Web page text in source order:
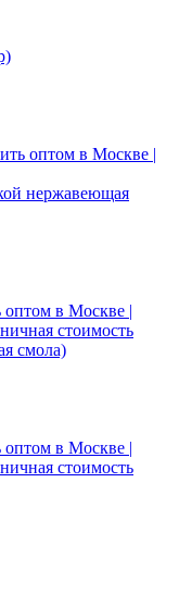
нержавеющая
смола)